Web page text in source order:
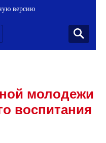
версию
молодежи
воспитания